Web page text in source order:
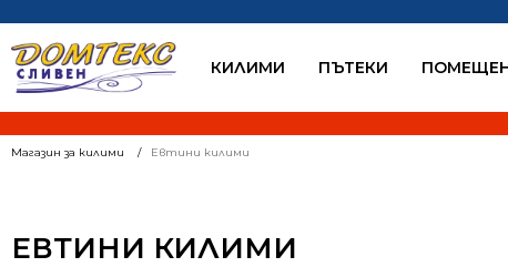
КИЛИМИ ПЪТЕКИ
Магазин за килими Евтини килими
ЕВТИНИ КИЛИМИ